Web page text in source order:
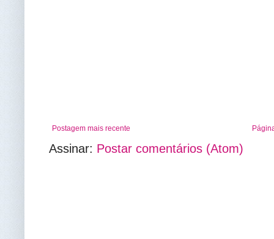
Postagem mais recente
Assinar: Postar comentários (Atom)